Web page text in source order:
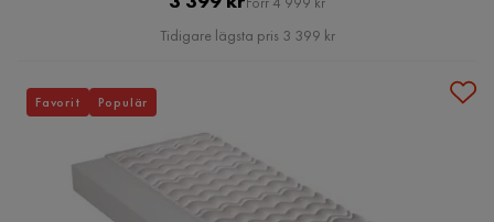
Pris
Tidigare lägsta pris 3 399 kr
Favorit Populär